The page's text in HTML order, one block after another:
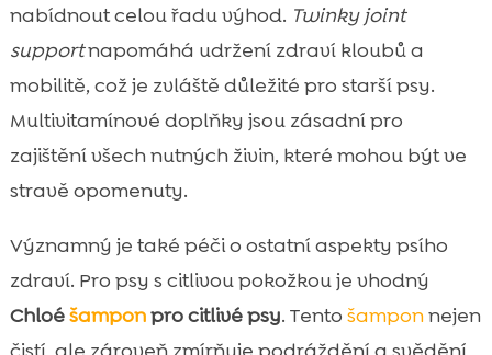
nabídnout celou řadu výhod. Twinky joint
supportnapomáhá udržení zdraví kloubů a
mobilitě, což je zvláště důležité pro starší psy.
Multivitamínové doplňky jsou zásadní pro
zajištění všech nutných živin, které mohou být ve
stravě opomenuty.
Významný je také péči o ostatní aspekty psího
zdraví. Pro psy s citlivou pokožkou je vhodný
Chloéšamponpro citlivé psy. Tento šamponnejen